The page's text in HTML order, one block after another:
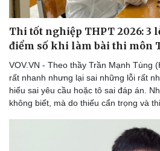
Thi tốt nghiệp THPT 2026: 3
điểm số khi làm bài thi môn
VOV.VN - Theo thầy Trần Mạnh Tùng
rất nhanh nhưng lại sai những lỗi rất
hiểu sai yêu cầu hoặc tô sai đáp án.
không biết, mà do thiếu cẩn trọng và